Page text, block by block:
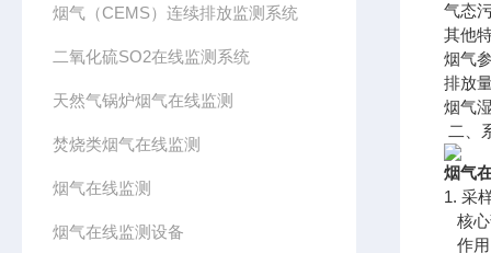
烟气（CEMS）连续排放监测系统
二氧化硫SO2在线监测系统
天然气锅炉烟气在线监测
焚烧类烟气在线监测
烟气在线监测
烟气在线监测设备
气态
其他
烟气
排放
烟气
二、
烟气
1. 采
核心
作用